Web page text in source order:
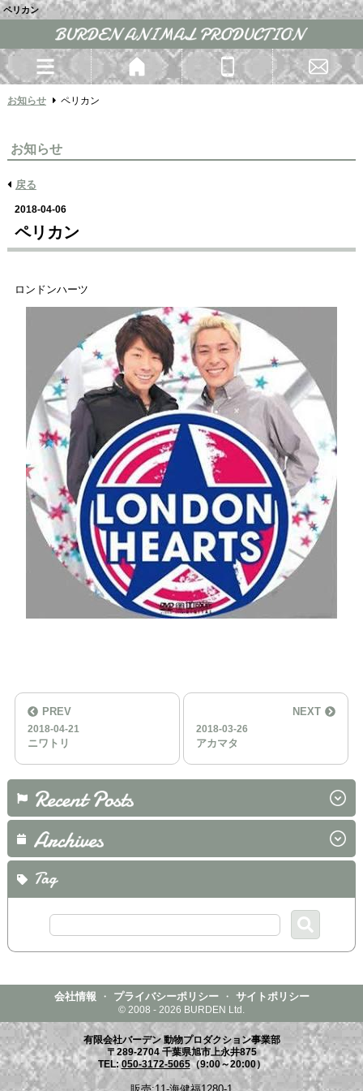
ペリカン
お知らせ ペリカン
お知らせ
戻る
2018-04-06
ペリカン
ロンドンハーツ
PREV
2018-04-21
ニワトリ
NEXT
2018-03-26
アカマタ
会社情報 ・ プライバシーポリシー ・ サイトポリシー
© 2008 - 2026 BURDEN Ltd.
有限会社バーデン 動物プロダクション事業部
〒289-2704 千葉県旭市上永井875
TEL:050-3172-5065（9:00～20:00）